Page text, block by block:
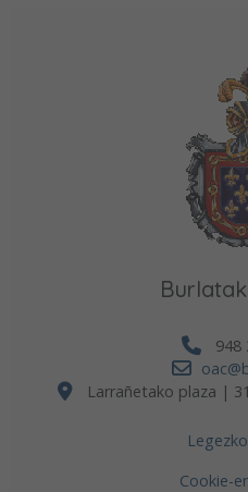
948
Larrañetako plaza |
Cookie-